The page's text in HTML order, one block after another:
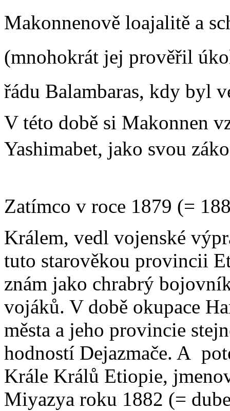
Makonnenově loajalitě a
(mnohokrát jej prověřil
řádu Balambaras, kdy byl
V této době si Makonnen
Yashimabet, jako svou
Zatímco v roce 1879 (=
Králem, vedl vojenské
tuto starověkou provincii
znám jako chrabrý
vojáků. V době okupace
města a jeho provincie
hodností Dejazmače. A
Krále Králů Etiopie,
Miyazya roku 1882 (=